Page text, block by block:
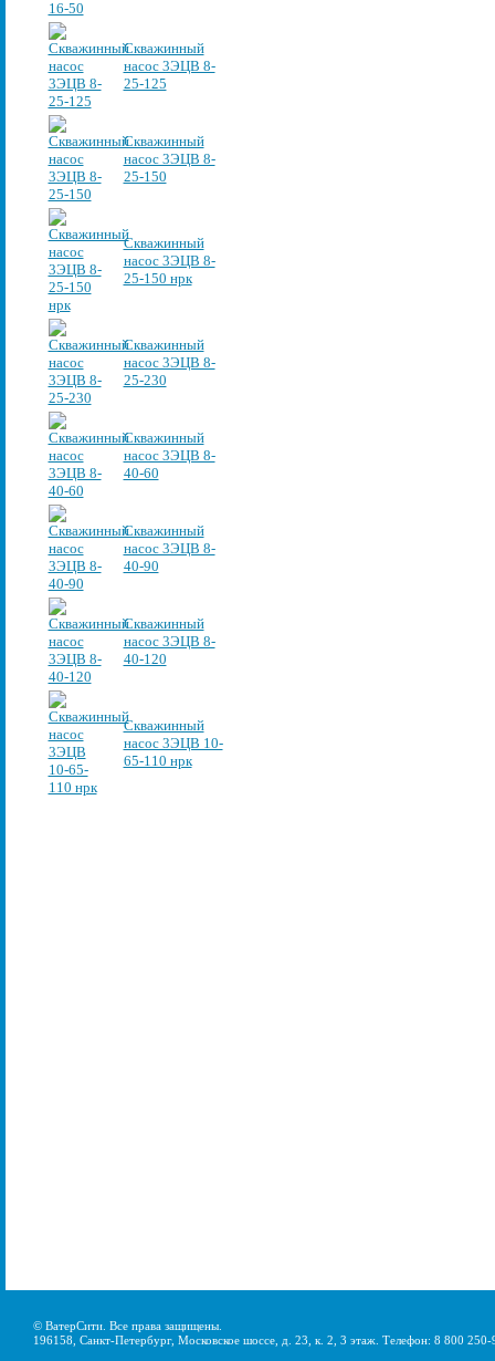
Скважинный
насос 3ЭЦВ 8-
25-125
Скважинный
насос 3ЭЦВ 8-
25-150
Скважинный
насос 3ЭЦВ 8-
25-150 нрк
Скважинный
насос 3ЭЦВ 8-
25-230
Скважинный
насос 3ЭЦВ 8-
40-60
Скважинный
насос 3ЭЦВ 8-
40-90
Скважинный
насос 3ЭЦВ 8-
40-120
Скважинный
насос 3ЭЦВ 10-
65-110 нрк
© ВатерСити. Все права защищены.
196158, Санкт-Петербург, Московское шоссе, д. 23, к. 2, 3 этаж. Телефон: 8 800